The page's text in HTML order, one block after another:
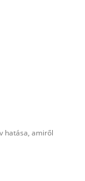
hatása, amiről